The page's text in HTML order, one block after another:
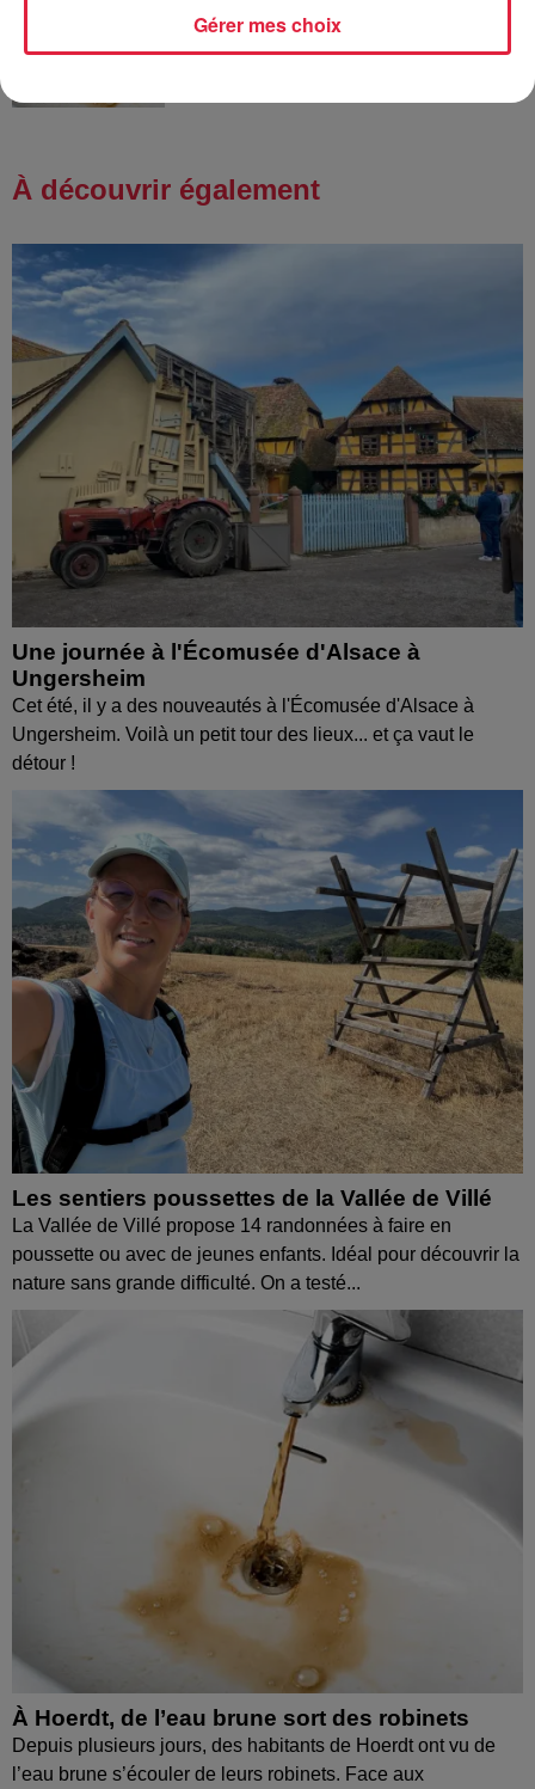
robinets
À découvrir également
Une journée à l'Écomusée d'Alsace à
Ungersheim
Cet été, il y a des nouveautés à l'Écomusée d'Alsace à
Ungersheim. Voilà un petit tour des lieux... et ça vaut le
détour !
Les sentiers poussettes de la Vallée de Villé
La Vallée de Villé propose 14 randonnées à faire en
poussette ou avec de jeunes enfants. Idéal pour découvrir la
nature sans grande difficulté. On a testé...
À Hoerdt, de l’eau brune sort des robinets
Depuis plusieurs jours, des habitants de Hoerdt ont vu de
l’eau brune s’écouler de leurs robinets. Face aux
Gérer mes choix